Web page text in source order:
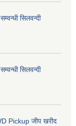
सिलवन्दी
सिलवन्दी
Pickup जीप खरीद